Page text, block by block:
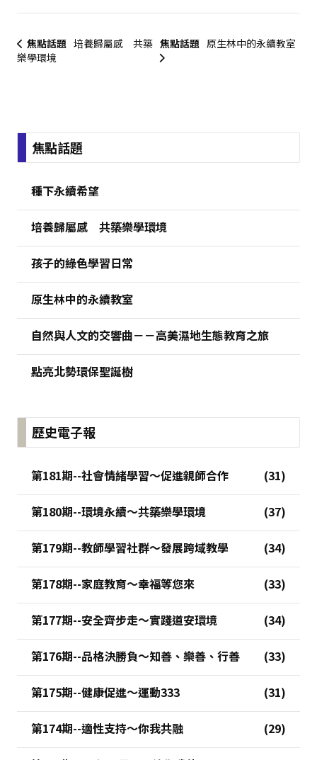
焦點話題 培養歸屬感 共築
樂學環境
焦點話題 原生林中的永續教室
:::
焦點話題
種下永續希望
培養歸屬感 共築樂學環境
孩子的綠色學習日常
原生林中的永續教室
自然與人文的交響曲－－高美濕地生態教育之旅
點亮北勢環保聖誕樹
歷史電子報
第181期--社會情緒學習～促進親師合作
第180期--環境永續～共築樂學環境
第179期--教師學習社群～發展跨域教學
第178期--家庭教育～幸福等您來
第177期--安全齊步走～實踐道安環境
第176期--品格決勝負～知善、樂善、行善
第175期--健康促進～運動333
第174期--適性支持～你我共融